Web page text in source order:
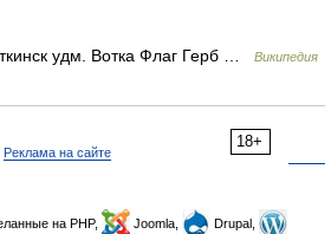
удм. Вотка Флаг Герб … Википедия
18+
Реклама на сайте
на PHP, Joomla,
Drupal,